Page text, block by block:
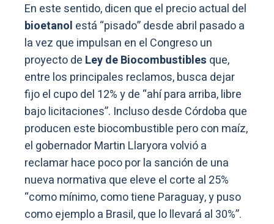
En este sentido, dicen que el precio actual del
bioetanol está “pisado” desde abril pasado a
la vez que impulsan en el Congreso un
proyecto de Ley de Biocombustibles que,
entre los principales reclamos, busca dejar
fijo el cupo del 12% y de “ahí para arriba, libre
bajo licitaciones”. Incluso desde Córdoba que
producen este biocombustible pero con maíz,
el gobernador Martin Llaryora volvió a
reclamar hace poco por la sanción de una
nueva normativa que eleve el corte al 25%
“como mínimo, como tiene Paraguay, y puso
como ejemplo a Brasil, que lo llevará al 30%”.